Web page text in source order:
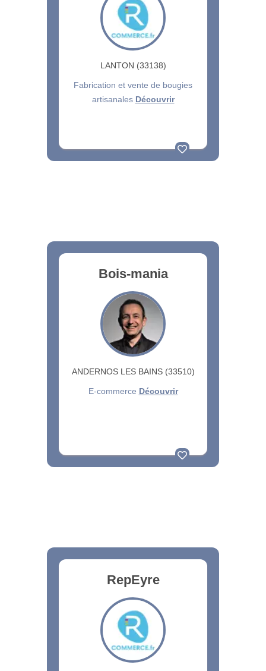
LANTON (33138)
Fabrication et vente de bougies
artisanales Découvrir
Bois-mania
ANDERNOS LES BAINS (33510)
E-commerce Découvrir
RepEyre